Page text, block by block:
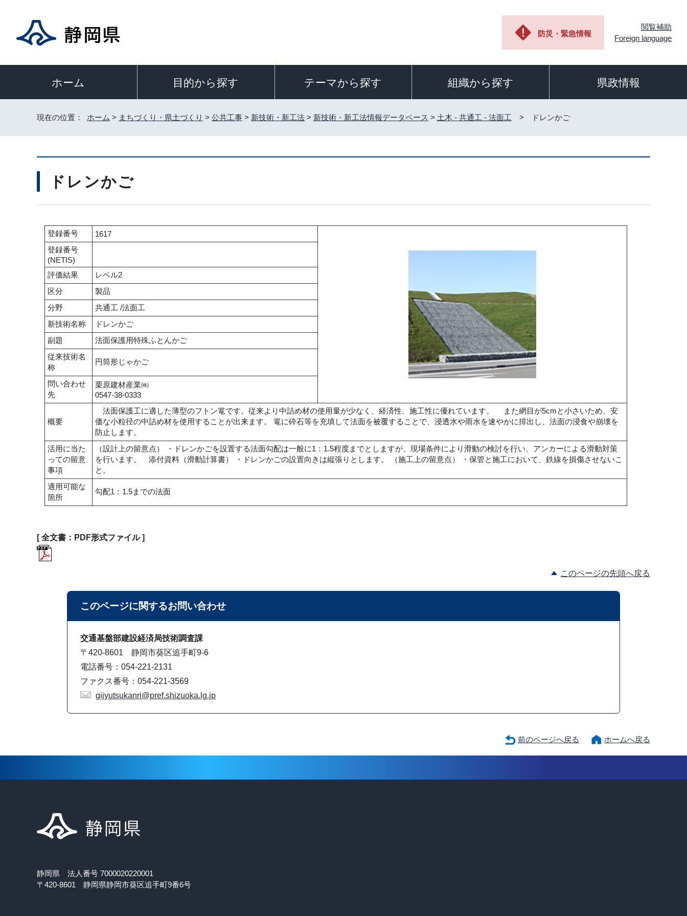
防災・緊急情報
閲覧補助
Foreign language
ホーム 目的から探す テーマから探す 組織から探す 県政情報
現在の位置： ホーム > まちづくり・県土づくり > 公共工事 > 新技術・新工法 > 新技術・新工法情報データベース > 土木 - 共通工 - 法面工 > ドレンかご
ドレンかご
登録番号
1617
登録番号
(NETIS)
評価結果
レベル2
区分
製品
分野
共通工 /法面工
新技術名称
ドレンかご
副題
法面保護用特殊ふとんかご
従来技術名
称
円筒形じゃかご
問い合わせ
先
栗原建材産業㈱
0547-38-0333
概要
法面保護工に適した薄型のフトン篭です。従来より中詰め材の使用量が少なく、経済性、施工性に優れています。 また網目が5cmと小さいため、安
価な小粒径の中詰め材を使用することが出来ます。 篭に砕石等を充填して法面を被覆することで、浸透水や雨水を速やかに排出し、法面の浸食や崩壊を
防止します。
活用に当た
っての留意
事項
（設計上の留意点） ・ドレンかごを設置する法面勾配は一般に1：1.5程度までとしますが、現場条件により滑動の検討を行い、アンカーによる滑動対策
を行います。 添付資料（滑動計算書） ・ドレンかごの設置向きは縦張りとします。 （施工上の留意点） ・保管と施工において、鉄線を損傷させないこ
と。
適用可能な
箇所
勾配1：1.5までの法面
[ 全文書：PDF形式ファイル ]
このページの先頭へ戻る
このページに関するお問い合わせ
交通基盤部建設経済局技術調査課
〒420-8601 静岡市葵区追手町9-6
電話番号：054-221-2131
ファクス番号：054-221-3569
gijyutsukanri@pref.shizuoka.lg.jp
前のページへ戻る ホームへ戻る
静岡県 法人番号 7000020220001
〒420-8601 静岡県静岡市葵区追手町9番6号